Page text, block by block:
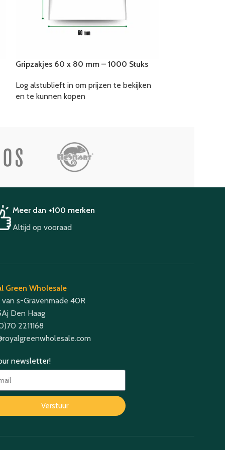
Gripzakjes 60 x 80 mm – 1000 Stuks
Log alstublieft in om prijzen te bekijken
en te kunnen kopen
Meer dan +100 merken
Altijd op vooraad
Green Wholesale
van s-Gravenmade 40R
Den Haag
2211168
newsletter!
Verstuur